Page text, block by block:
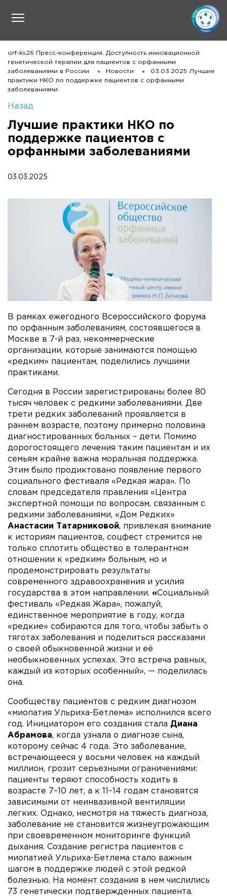
orf-ks26 Пресс-конференция. Доступность инновационной
генетической терапии для пациентов с орфанными
заболеваниями в России
Новости
03.03.2025 Лучшие
практики НКО по поддержке пациентов с орфанными
заболеваниями
Назад
Лучшие практики НКО по
поддержке пациентов с
орфанными заболеваниями
03.03.2025
В рамках ежегодного Всероссийского форума
по орфанным заболеваниям, состоявшегося в
Москве в 7-й раз, некоммерческие
организации, которые занимаются помощью
«редким» пациентам, поделились лучшими
практиками.
Сегодня в России зарегистрированы более 80
тысяч человек с редкими заболеваниями. Две
трети редких заболеваний проявляется в
раннем возрасте, поэтому примерно половина
диагностированных больных – дети. Помимо
дорогостоящего лечения таким пациентам и их
семьям крайне важна моральная поддержка.
Этим было продиктовано появление первого
социального фестиваля «Редкая жара». По
словам председателя правления «Центра
экспертной помощи по вопросам, связанным с
редкими заболеваниями, «Дом Редких»
Анастасии Татарниковой, привлекая внимание
к историям пациентов, соцфест стремится не
только сплотить общество в толерантном
отношении к «редким» больным, но и
продемонстрировать результаты
современного здравоохранения и усилия
государства в этом направлении. «Социальный
фестиваль «Редкая Жара», пожалуй,
единственное мероприятие в году, когда
«редкие» собираются для того, чтобы забыть о
тяготах заболевания и поделиться рассказами
о своей обыкновенной жизни и её
необыкновенных успехах. Это встреча равных,
каждый из которых особенный», — поделилась
она.
Сообществу пациентов с редким диагнозом
«миопатия Ульриха-Бетлема» исполнился всего
год. Инициатором его создания стала Диана
Абрамова, когда узнала о диагнозе сына,
которому сейчас 4 года. Это заболевание,
встречающееся у восьми человек на каждый
миллион, грозит серьезными ограничениями:
пациенты теряют способность ходить в
возрасте 7–10 лет, а к 11–14 годам становятся
зависимыми от неинвазивной вентиляции
легких. Однако, несмотря на тяжесть диагноза,
заболевание не становится жизнеугрожающим
при своевременном мониторинге функций
дыхания. Создание регистра пациентов с
миопатией Ульриха-Бетлема стало важным
шагом в поддержке людей с этой редкой
болезнью. На момент создания в нем числились
73 генетически подтвержденных пациента.